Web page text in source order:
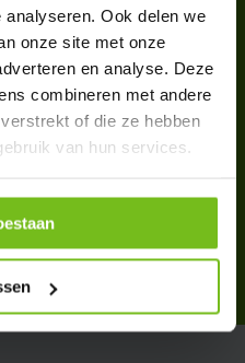
Ook delen we
onze site met onze
en analyse. Deze
combineren met andere
of die ze hebben
van hun services.